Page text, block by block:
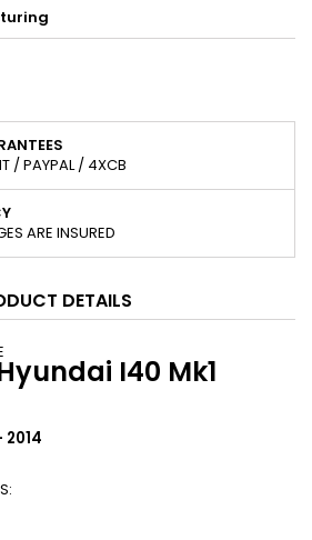
/ PAYPAL / 4XCB
ARE INSURED
DETAILS
I40 Mk1
2014